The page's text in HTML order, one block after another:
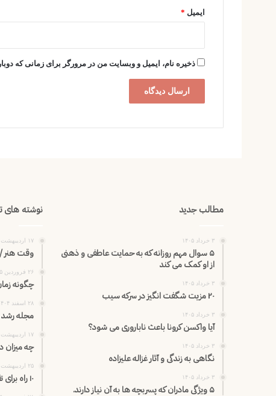
ایمیل *
ذخیره نام، ایمیل و وبسایت من در مرورگر برای زمانی که
مطالب جدید
۳ خرداد ۱۴۰۵
۵ سوال مهم روزانه که به حمایت عاطفی و ذهنی
از او کمک می کند
۳ خرداد ۱۴۰۵
۲۰ مزیت شگفت انگیز در سرکه سیب
۳ خرداد ۱۴۰۵
آیا واکسن کرونا باعث ناباروری می شود؟
۳ خرداد ۱۴۰۵
نگاهی به زندگی و آثار غزاله علیزاده
۳ خرداد ۱۴۰۵
۵ ویژگی مادران که پسربچه ها به آن نیاز دارند.
نوشته های
۱۷ اردیبهشت ۱۴۰۵
وقت هنر /
۲۶ فروردین ۱۴۰۵
چگونه
۲۸ اسفند ۱۴۰۴
مجله رشد
۱۷ اردیبهشت ۱۴۰۵
چه میزان
۲۵ اردیبهشت ۱۴۰۵
۱۰ راه برای تقویت بارداری